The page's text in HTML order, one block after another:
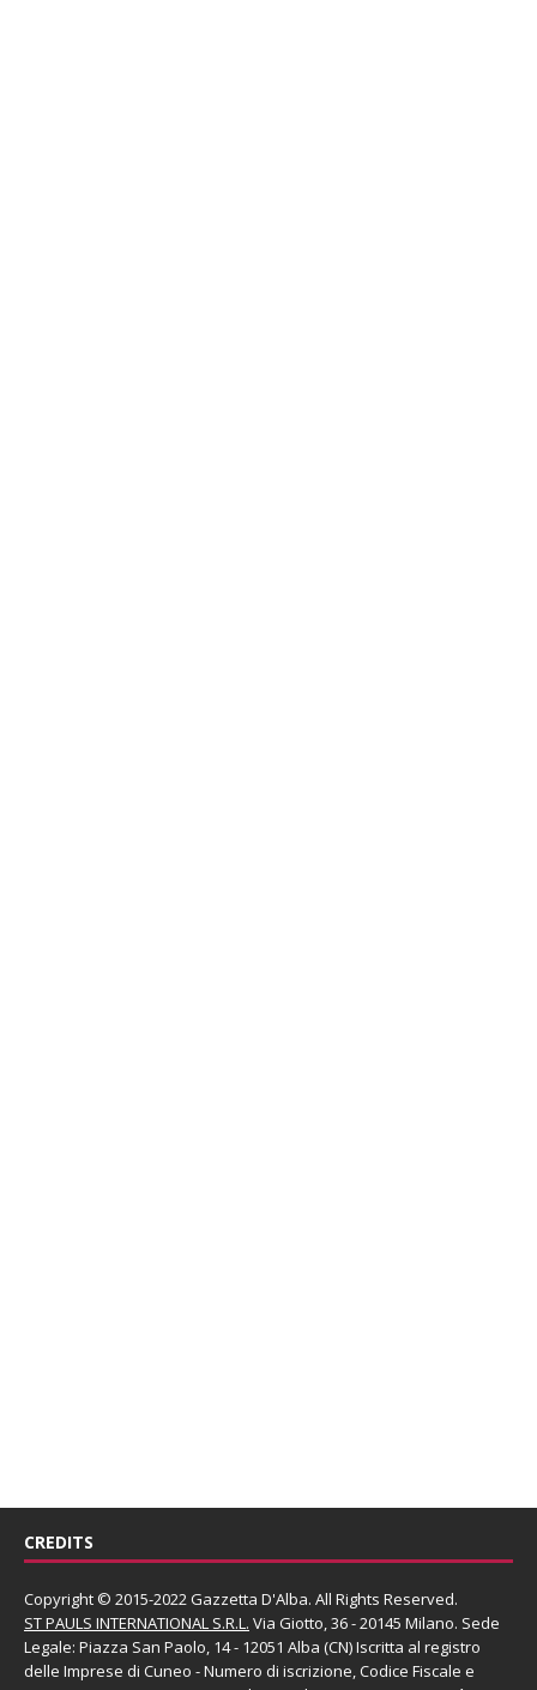
CREDITS
Copyright © 2015-2022 Gazzetta D'Alba. All Rights Reserved.
ST PAULS INTERNATIONAL S.R.L. Via Giotto, 36 - 20145 Milano. Sede
Legale: Piazza San Paolo, 14 - 12051 Alba (CN) Iscritta al registro
delle Imprese di Cuneo - Numero di iscrizione, Codice Fiscale e